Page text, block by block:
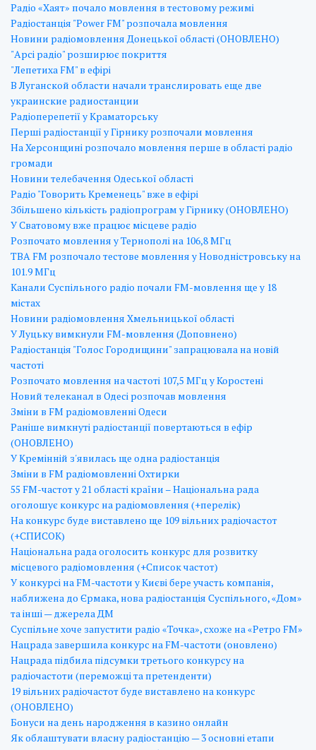
Радіо «Хаят» почало мовлення в тестовому режимі
Радіостанція "Power FM" розпочала мовлення
Новини радіомовлення Донецької області (ОНОВЛЕНО)
"Арсі радіо" розширює покриття
"Лепетиха FM" в ефірі
В Луганской области начали транслировать еще две
украинские радиостанции
Радіоперепетії у Краматорську
Перші радіостанції у Гірнику розпочали мовлення
На Херсонщині розпочало мовлення перше в області радіо
громади
Новини телебачення Одеської області
Радіо "Говорить Кременець" вже в ефірі
Збільшено кількість радіопрограм у Гірнику (ОНОВЛЕНО)
У Сватовому вже працює місцеве радіо
Розпочато мовлення у Тернополі на 106,8 МГц
ТВА FM розпочало тестове мовлення у Новодністровську на
101.9 МГц
Канали Суспільного радіо почали FM-мовлення ще у 18
містах
Новини радіомовлення Хмельницької області
У Луцьку вимкнули FM-мовлення (Доповнено)
Радіостанція "Голос Городищини" запрацювала на новій
частоті
Розпочато мовлення на частоті 107,5 МГц у Коростені
Новий телеканал в Одесі розпочав мовлення
Зміни в FM радіомовленні Одеси
Раніше вимкнуті радіостанції повертаються в ефір
(ОНОВЛЕНО)
У Кремінній з'явилась ще одна радіостанція
Зміни в FM радіомовленні Охтирки
55 FM-частот у 21 області країни – Національна рада
оголошує конкурс на радіомовлення (+перелік)
На конкурс буде виставлено ще 109 вільних радіочастот
(+СПИСОК)
Національна рада оголосить конкурс для розвитку
місцевого радіомовлення (+Список частот)
У конкурсі на FM-частоти у Києві бере участь компанія,
наближена до Єрмака, нова радіостанція Суспільного, «Дом»
та інші — джерела ДМ
Суспільне хоче запустити радіо «Точка», схоже на «Ретро FM»
Нацрада завершила конкурс на FM-частоти (оновлено)
Нацрада підбила підсумки третього конкурсу на
радіочастоти (переможці та претенденти)
19 вільних радіочастот буде виставлено на конкурс
(ОНОВЛЕНО)
Бонуси на день народження в казино онлайн
Як облаштувати власну радіостанцію — 3 основні етапи